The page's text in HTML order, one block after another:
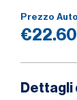
Prezzo
Dettagli